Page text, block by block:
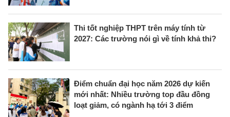
Thi tốt nghiệp THPT trên máy tính từ
2027: Các trường nói gì về tính khả thi?
Điểm chuẩn đại học năm 2026 dự kiến
mới nhất: Nhiều trường top đầu đồng
loạt giảm, có ngành hạ tới 3 điểm